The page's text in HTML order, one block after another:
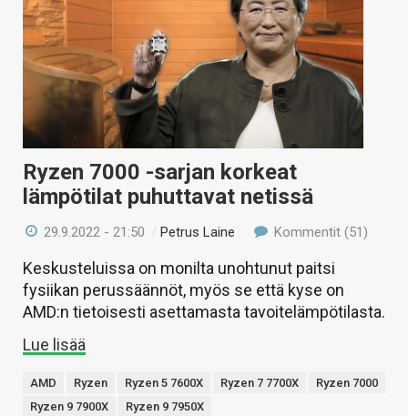
Ryzen 7000 -sarjan korkeat
lämpötilat puhuttavat netissä
29.9.2022 - 21:50 / Petrus Laine Kommentit (51)
Keskusteluissa on monilta unohtunut paitsi
fysiikan perussäännöt, myös se että kyse on
AMD:n tietoisesti asettamasta tavoitelämpötilasta.
Lue lisää
AMD Ryzen Ryzen 5 7600X Ryzen 7 7700X
Ryzen 7000
Ryzen 9 7900X
Ryzen 9 7950X